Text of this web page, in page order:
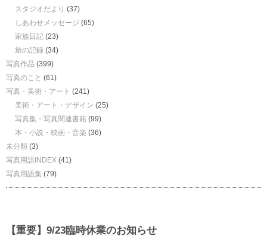
スタジオだより (37)
しあわせメッセージ (65)
家族日記 (23)
旅の記録 (34)
写真作品 (399)
写真のこと (61)
写真・美術・アート (241)
美術・アート・デザイン (25)
写真集・写真関連書籍 (99)
本・小説・映画・音楽 (36)
未分類 (3)
写真用語INDEX (41)
写真用語集 (79)
【重要】9/23臨時休業のお知らせ